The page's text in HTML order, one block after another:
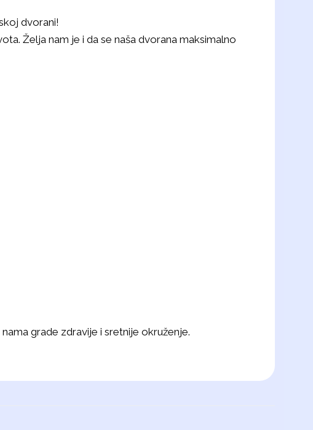
dvorani!
Želja nam je i da se naša dvorana maksimalno
grade zdravije i sretnije okruženje.